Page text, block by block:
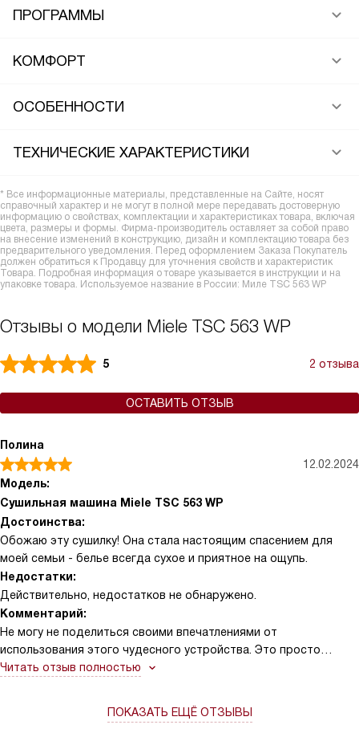
ПРОГРАММЫ
КОМФОРТ
ОСОБЕННОСТИ
ТЕХНИЧЕСКИЕ ХАРАКТЕРИСТИКИ
* Все информационные материалы, представленные на Сайте, носят
справочный характер и не могут в полной мере передавать достоверную
информацию о свойствах, комплектации и характеристиках товара, включая
цвета, размеры и формы. Фирма-производитель оставляет за собой право
на внесение изменений в конструкцию, дизайн и комплектацию товара без
предварительного уведомления. Перед оформлением Заказа Покупатель
должен обратиться к Продавцу для уточнения свойств и характеристик
Товара. Подробная информация о товаре указывается в инструкции и на
упаковке товара. Используемое название в России: Миле TSC 563 WP
Отзывы о модели Miele TSC 563 WP
5 2 отзыва
ОСТАВИТЬ ОТЗЫВ
Полина
12.02.2024
Модель:
Сушильная машина Miele TSC 563 WP
Достоинства:
Обожаю эту сушилку! Она стала настоящим спасением для
моей семьи - белье всегда сухое и приятное на ощупь.
Недостатки:
Действительно, недостатков не обнаружено.
Комментарий:
Не могу не поделиться своими впечатлениями от
использования этого чудесного устройства. Это просто
находка для любой хозяйки! Я даже не представляю, как я
успевает высохнуть. А какое оно становится после сушки -
Читать отзыв полностью
ПОКАЗАТЬ ЕЩЁ ОТЗЫВЫ